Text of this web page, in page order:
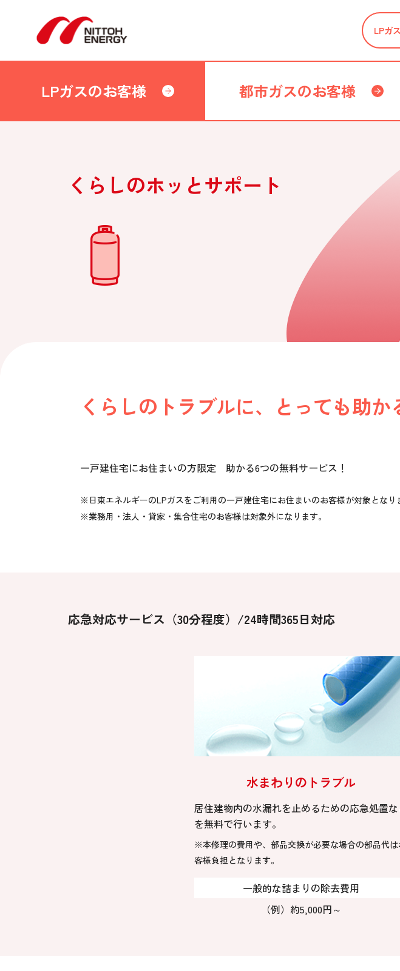
LPガ
LPガスのお客様 都市ガスのお客様
くらしのホッとサポート
くらしのトラブルに、 とっても助か
一戸建住宅にお住まいの方限定 助かる6つの無料サービス！
※日東エネルギーのLPガスをご利用の一戸建住宅にお住まいのお客様が対象となり
※業務用・法人・貸家・集合住宅のお客様は対象外になります。
応急対応サービス（30分程度）/24時間365日対応
水まわりのトラブル
居住建物内の水漏れを止めるための応急処置
を無料で行います。
※本修理の費用や、部品交換が必要な場合の部品代は
客様負担となります。
一般的な詰まりの除去費用
（例）約5,000円～